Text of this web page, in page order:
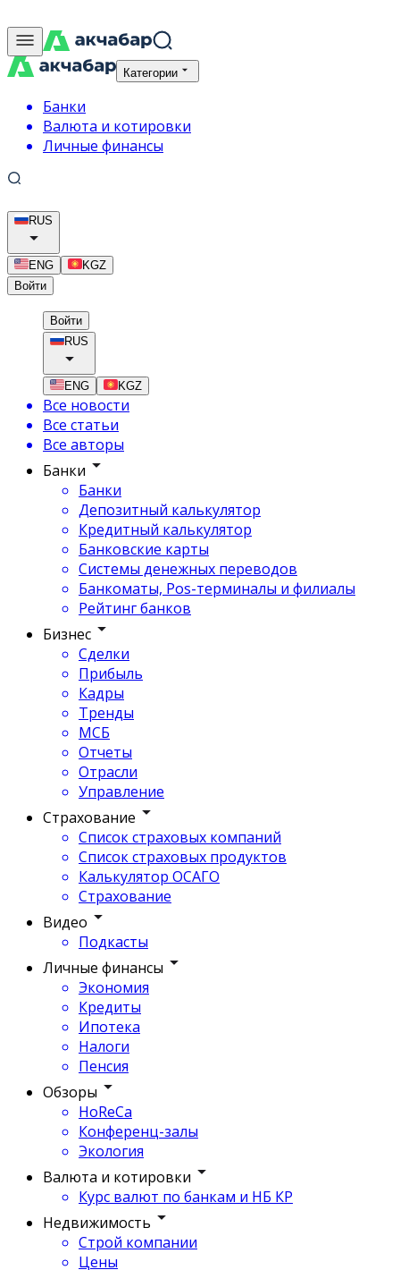
Категории
Банки
Валюта и котировки
Личные финансы
RUS
ENG
KGZ
Войти
Войти
RUS
ENG KGZ
Все новости
Все статьи
Все авторы
Банки
Банки
Депозитный калькулятор
Кредитный калькулятор
Банковские карты
Системы денежных переводов
Банкоматы, Pos-терминалы и филиалы
Рейтинг банков
Бизнес
Сделки
Прибыль
Кадры
Тренды
МСБ
Отчеты
Отрасли
Управление
Страхование
Список страховых компаний
Список страховых продуктов
Калькулятор ОСАГО
Страхование
Видео
Подкасты
Личные финансы
Экономия
Кредиты
Ипотека
Налоги
Пенсия
Обзоры
HoReCa
Конференц-залы
Экология
Валюта и котировки
Курс валют по банкам и НБ КР
Недвижимость
Строй компании
Цены